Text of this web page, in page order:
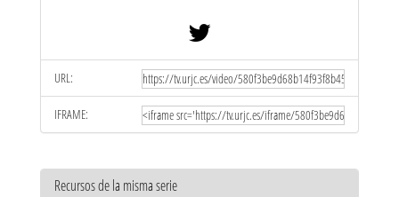
URL:
IFRAME:
Recursos de la misma serie